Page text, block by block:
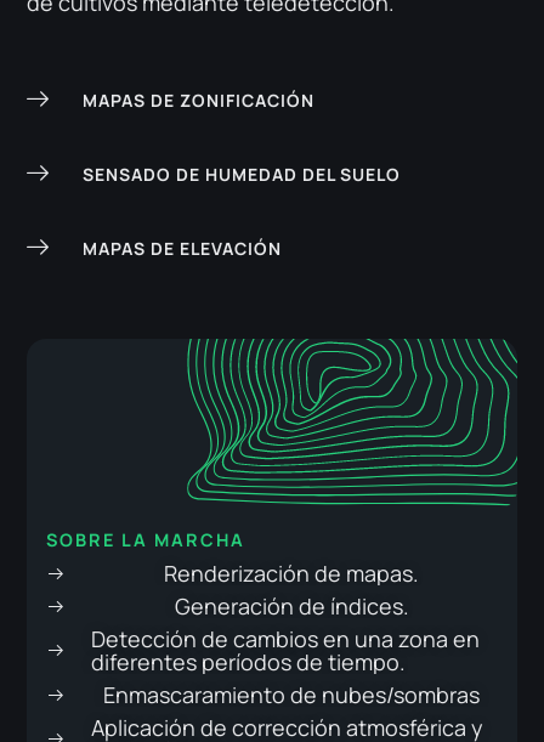
MAPAS DE ZONIFICACIÓN
SENSADO DE HUMEDAD DEL SUELO
MAPAS DE ELEVACIÓN
SOBRE LA MARCHA
Renderización de mapas.
Generación de índices.
Detección de cambios en una zona en
diferentes períodos de tiempo.
Enmascaramiento de nubes/sombras
Aplicación de corrección atmosférica y